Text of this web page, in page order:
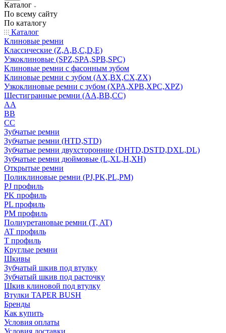
Каталог
По всему сайту
По каталогу
Каталог
Клиновые ремни
Классические (Z,A,B,C,D,E)
Узкоклиновые (SPZ,SPA,SPB,SPC)
Клиновые ремни с фасонным зубом
Клиновые ремни с зубом (AX,BX,CX,ZX)
Узкоклиновые ремни с зубом (XPA,XPB,XPC,XPZ)
Шестигранные ремни (AA,BB,CC)
AA
BB
CC
Зубчатые ремни
Зубчатые ремни (HTD,STD)
Зубчатые ремни двухсторонние (DHTD,DSTD,DXL,DL)
Зубчатые ремни дюймовые (L,XL,H,XH)
Открытые ремни
Поликлиновые ремни (PJ,PK,PL,PM)
PJ профиль
PK профиль
PL профиль
PM профиль
Полиуретановые ремни (T, AT)
AT профиль
T профиль
Круглые ремни
Шкивы
Зубчатый шкив под втулку
Зубчатый шкив под расточку
Шкив клиновой под втулку
Втулки TAPER BUSH
Бренды
Как купить
Условия оплаты
Условия доставки